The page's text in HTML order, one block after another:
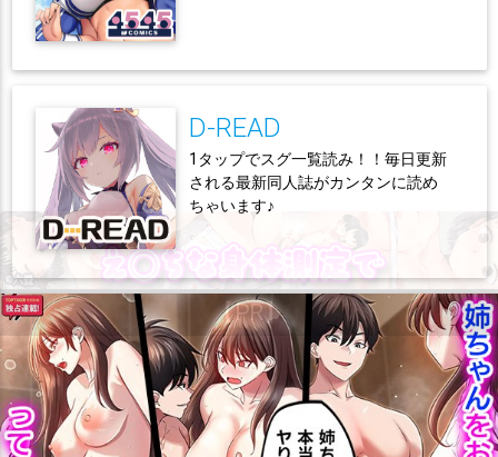
D-READ
1タップでスグ一覧読み！！毎日更新
される最新同人誌がカンタンに読め
ちゃいます♪
【PR】